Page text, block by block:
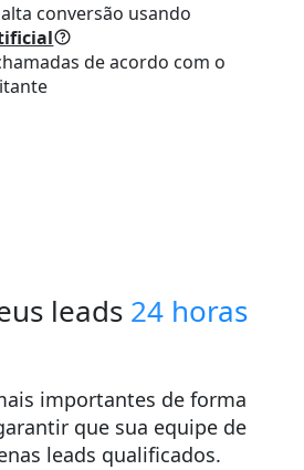
conversão usando
de acordo com o
leads 24 horas
importantes de forma
que sua equipe de
leads qualificados.